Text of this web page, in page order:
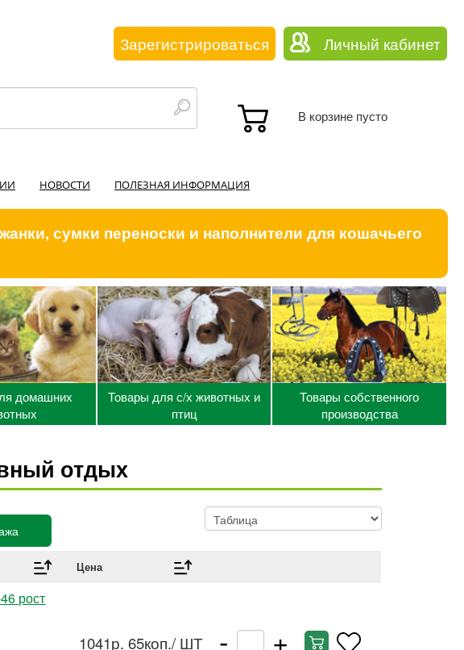
Зарегистрироваться Личный кабинет
В корзине пусто
НОВОСТИ ПОЛЕЗНАЯ ИНФОРМАЦИЯ
сумки переноски и наполнители для кошачьего
домашних
Товары для с/х животных и
птиц
Товары собственного
производства
отдых
Цена
рост
1041р. 65коп./ ШТ - +